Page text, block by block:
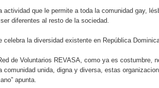
Aguilera afirma que Banreservas
y sus filiales realizan en Santiago el
actividad que le permite a toda la comunidad gay,
diferentes al resto de la sociedad.
celebra la diversidad existente en República
de Voluntarios REVASA, como ya es costumbre,
unida, digna y diversa, estas
apunta.